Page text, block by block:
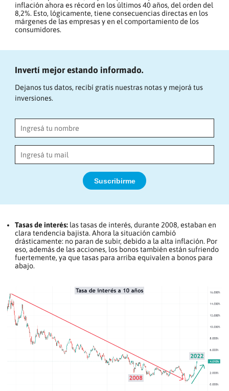
inflación ahora es récord en los últimos 40 años, del orden del
8,2%. Esto, lógicamente, tiene consecuencias directas en los
márgenes de las empresas y en el comportamiento de los
consumidores.
Invertí mejor estando informado.
Dejanos tus datos, recibí gratis nuestras notas y mejorá tus
inversiones.
Suscribirme
Tasas de interés:las tasas de interés, durante 2008, estaban en
clara tendencia bajista. Ahora la situación cambió
drásticamente: no paran de subir, debido a la alta inflación. Por
eso, además de las acciones, los bonos también están sufriendo
fuertemente, ya que tasas para arriba equivalen a bonos para
abajo.